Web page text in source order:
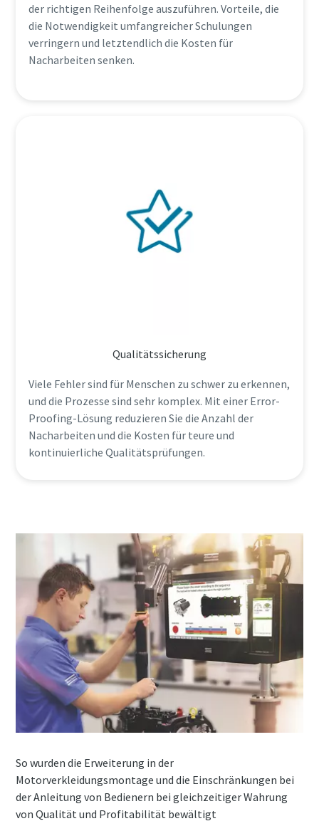
der richtigen Reihenfolge auszuführen. Vorteile, die
die Notwendigkeit umfangreicher Schulungen
verringern und letztendlich die Kosten für
Nacharbeiten senken.
Qualitätssicherung
Viele Fehler sind für Menschen zu schwer zu erkennen,
und die Prozesse sind sehr komplex. Mit einer Error-
Proofing-Lösung reduzieren Sie die Anzahl der
Nacharbeiten und die Kosten für teure und
kontinuierliche Qualitätsprüfungen.
So wurden die Erweiterung in der
Motorverkleidungsmontage und die Einschränkungen bei
der Anleitung von Bedienern bei gleichzeitiger Wahrung
von Qualität und Profitabilität bewältigt